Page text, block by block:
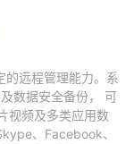
的远程管理能力。系
数据安全备份， 可
视频及多类应用数
、Facebook、